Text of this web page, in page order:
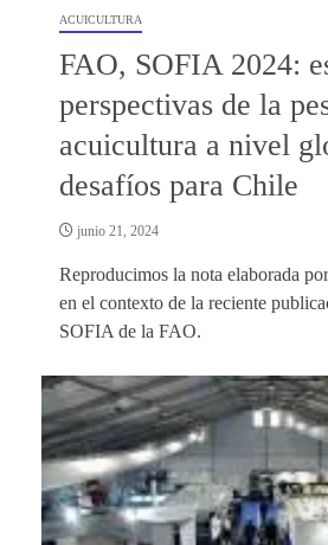
ACUICULTURA
FAO, SOFIA 2024:
perspectivas de la
acuicultura a nivel
desafíos para Chile
junio 21, 2024
Reproducimos la nota elaborada
en el contexto de la reciente
SOFIA de la FAO.